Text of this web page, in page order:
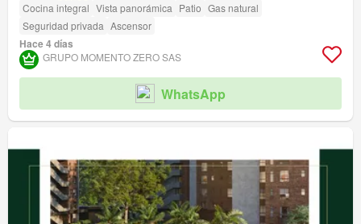
Cocina integral Vista panorámica Patio Gas natural
Seguridad privada Ascensor
Hace 4 días
GRUPO MOMENTO ZERO SAS
WhatsApp